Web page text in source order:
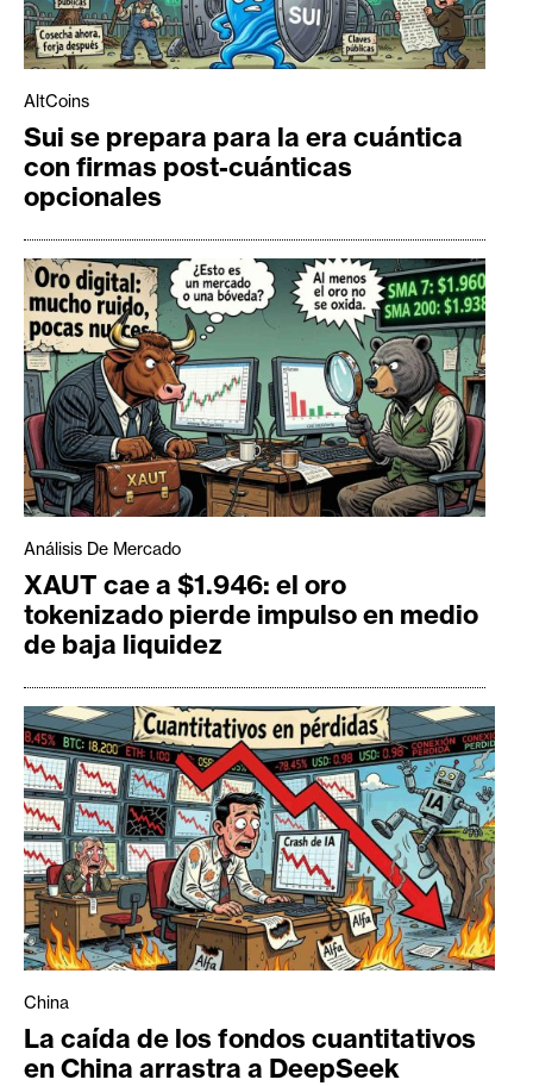
AltCoins
Sui se prepara para la era cuántica
con firmas post-cuánticas
opcionales
Análisis De Mercado
XAUT cae a $1.946: el oro
tokenizado pierde impulso en medio
de baja liquidez
China
La caída de los fondos cuantitativos
en China arrastra a DeepSeek